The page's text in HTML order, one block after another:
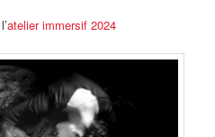
atelier immersif 2024